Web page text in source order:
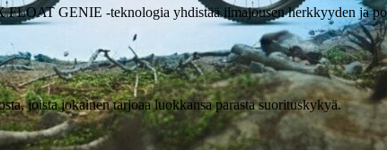
GENIE -teknologia yhdistää ilmajousen herkkyyden ja
joista jokainen tarjoaa luokkansa parasta suorituskykyä.